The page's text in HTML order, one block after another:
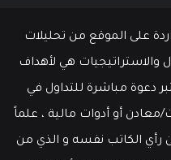
على الموقع من تحليلات
والاستراتيجيات هي لأهداف
دعوة مباشرة للتداول في
أو أدوات مالية ، علماً
رأي الكاتب نفسه و الذي من